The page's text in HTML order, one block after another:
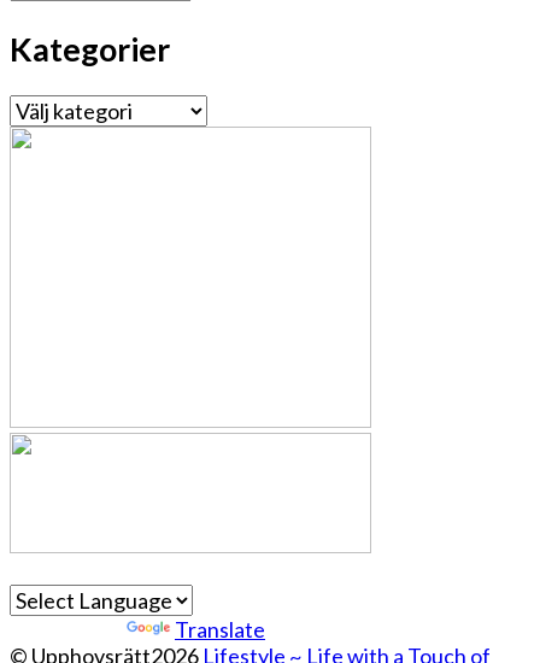
Kategorier
Kategorier
Translate
© Upphovsrätt2026 Lifestyle ~ Life with a Touch of